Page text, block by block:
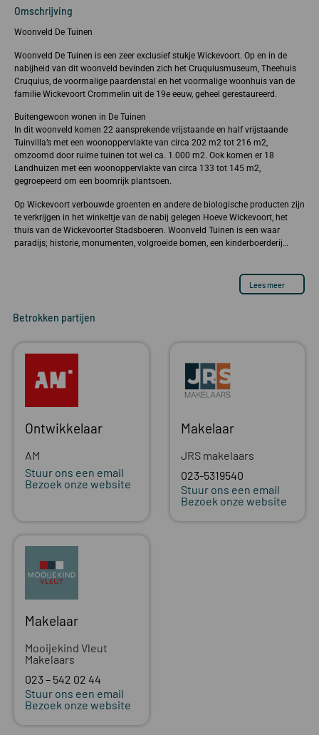
Omschrijving
Woonveld De Tuinen
Woonveld De Tuinen is een zeer exclusief stukje Wickevoort. Op en in de
nabijheid van dit woonveld bevinden zich het Cruquiusmuseum, Theehuis
Cruquius, de voormalige paardenstal en het voormalige woonhuis van de
familie Wickevoort Crommelin uit de 19e eeuw, geheel gerestaureerd.
Buitengewoon wonen in De Tuinen
In dit woonveld komen 22 aansprekende vrijstaande en half vrijstaande
Tuinvilla’s met een woonoppervlakte van circa 202 m2 tot 216 m2,
omzoomd door ruime tuinen tot wel ca. 1.000 m2. Ook komen er 18
Landhuizen met een woonoppervlakte van circa 133 tot 145 m2,
gegroepeerd om een boomrijk plantsoen.
Op Wickevoort verbouwde groenten en andere de biologische producten zijn
te verkrijgen in het winkeltje van de nabij gelegen Hoeve Wickevoort, het
thuis van de Wickevoorter Stadsboeren. Woonveld Tuinen is een waar
paradijs; historie, monumenten, volgroeide bomen, een kinderboerderij…
Lees meer
Betrokken partijen
Ontwikkelaar
AM
Stuur ons een email
Bezoek onze website
Makelaar
JRS makelaars
023-5319540
Stuur ons een email
Bezoek onze website
Makelaar
Mooijekind Vleut
Makelaars
023 – 542 02 44
Stuur ons een email
Bezoek onze website